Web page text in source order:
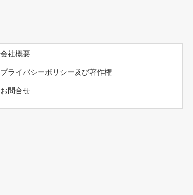
会社概要
プライバシーポリシー及び著作権
お問合せ